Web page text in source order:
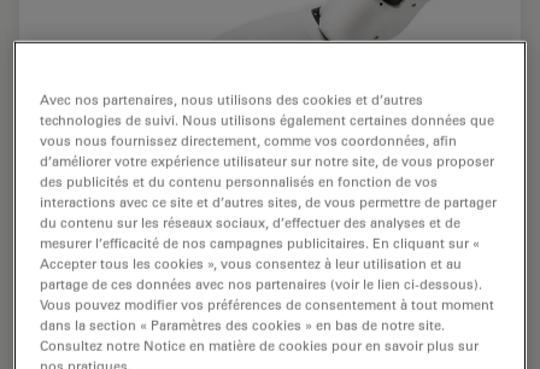
Avec nos partenaires, nous utilisons des cookies et d’autres
technologies de suivi. Nous utilisons également certaines données que
vous nous fournissez directement, comme vos coordonnées, afin
d’améliorer votre expérience utilisateur sur notre site, de vous proposer
des publicités et du contenu personnalisés en fonction de vos
interactions avec ce site et d’autres sites, de vous permettre de partager
du contenu sur les réseaux sociaux, d’effectuer des analyses et de
mesurer l’efficacité de nos campagnes publicitaires. En cliquant sur «
Accepter tous les cookies », vous consentez à leur utilisation et au
partage de ces données avec nos partenaires (voir le lien ci-dessous).
Vous pouvez modifier vos préférences de consentement à tout moment
dans la section « Paramètres des cookies » en bas de notre site.
Consultez notre Notice en matière de cookies pour en savoir plus sur